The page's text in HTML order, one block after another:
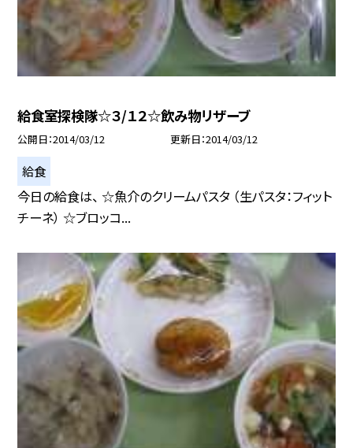
給食室探検隊☆３/１２☆飲み物リザーブ
公開日 2014/03/12 更新日 2014/03/12
給食
今日の給食は、 ☆魚介のクリームパスタ （生パスタ：フィット
チーネ） ☆ブロッコ...